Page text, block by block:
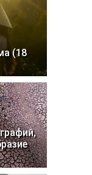
(18